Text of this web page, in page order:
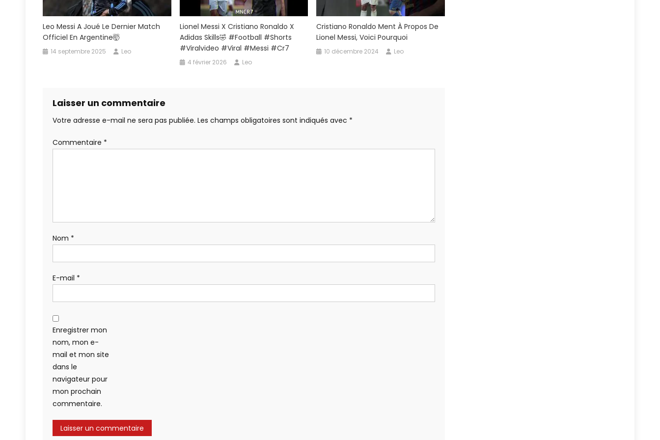
Leo Messi A Joué Le Dernier Match
Officiel En Argentine🤯
14 septembre 2025 Leo
Lionel Messi X Cristiano Ronaldo X
Adidas Skills🤣 #football #shorts
#viralvideo #viral #messi #cr7
4 février 2026 Leo
Cristiano Ronaldo Ment À Propos De
Lionel Messi, Voici Pourquoi
10 décembre 2024 Leo
Laisser un commentaire
Votre adresse e-mail ne sera pas publiée. Les champs obligatoires sont indiqués avec *
Commentaire *
Nom *
E-mail *
Enregistrer mon
nom, mon e-
mail et mon site
dans le
navigateur pour
mon prochain
commentaire.